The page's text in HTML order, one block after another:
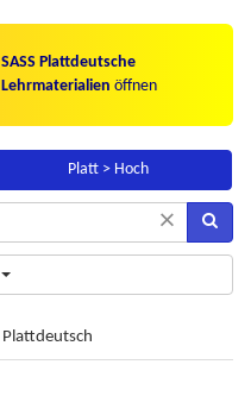
SASS Plattdeutsche
Lehrmaterialien öffnen
Platt > Hoch
×
Plattdeutsch